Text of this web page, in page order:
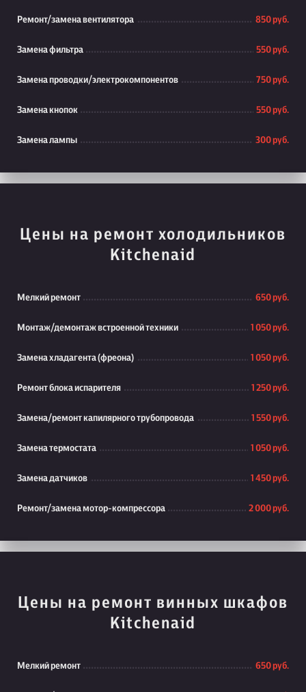
Ремонт/замена вентилятора 850 руб.
Замена фильтра 550 руб.
Замена проводки/электрокомпонентов 750 руб.
Замена кнопок 550 руб.
Замена лампы 300 руб.
Цены на ремонт холодильников
Kitchenaid
Мелкий ремонт 650 руб.
Монтаж/демонтаж встроенной техники 1 050 руб.
Замена хладагента (фреона) 1 050 руб.
Ремонт блока испарителя 1 250 руб.
Замена/ремонт капилярного трубопровода 1 550 руб.
Замена термостата 1 050 руб.
Замена датчиков 1 450 руб.
Ремонт/замена мотор-компрессора 2 000 руб.
Цены на ремонт винных шкафов
Kitchenaid
Мелкий ремонт 650 руб.